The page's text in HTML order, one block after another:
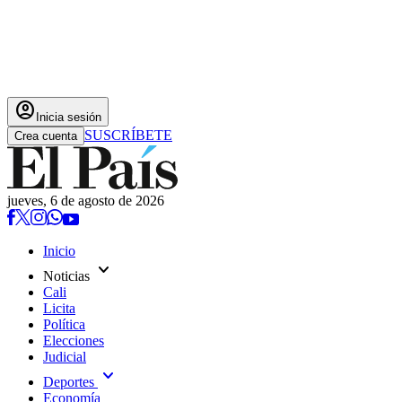
account_circle Inicia sesión
Crea cuenta SUSCRÍBETE
jueves, 6 de agosto de 2026
Inicio
Noticias expand_more
Cali
Licita
Política
Elecciones
Judicial
Deportes expand_more
Economía